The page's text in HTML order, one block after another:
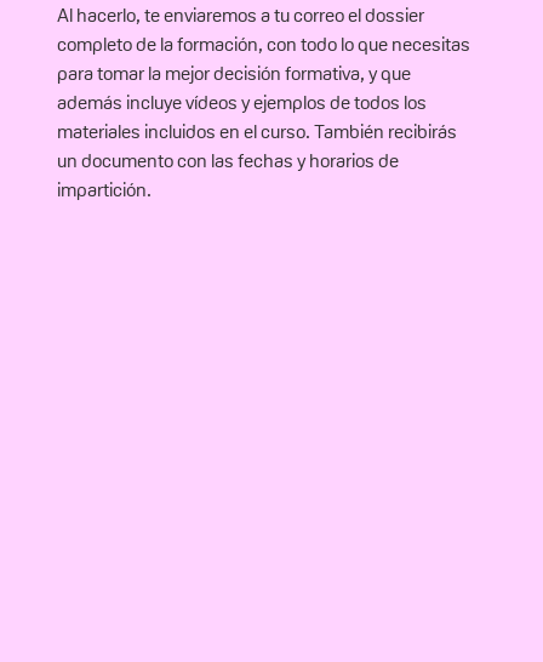
Al hacerlo, te enviaremos a tu correo el dossier
completo de la formación, con todo lo que necesitas
para tomar la mejor decisión formativa, y que
además incluye vídeos y ejemplos de todos los
materiales incluidos en el curso. También recibirás
un documento con las fechas y horarios de
impartición.